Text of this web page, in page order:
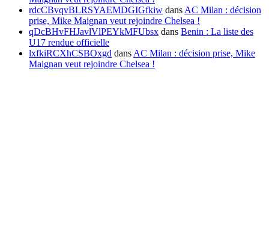
rdcCBvqvBLRSYAEMDGIGfkiw dans AC Milan : décision
prise, Mike Maignan veut rejoindre Chelsea !
qDcBHvFHJavlVlPEYkMFUbsx dans Benin : La liste des
U17 rendue officielle
lxfkiRCXhCSBOxgd dans AC Milan : décision prise, Mike
Maignan veut rejoindre Chelsea !